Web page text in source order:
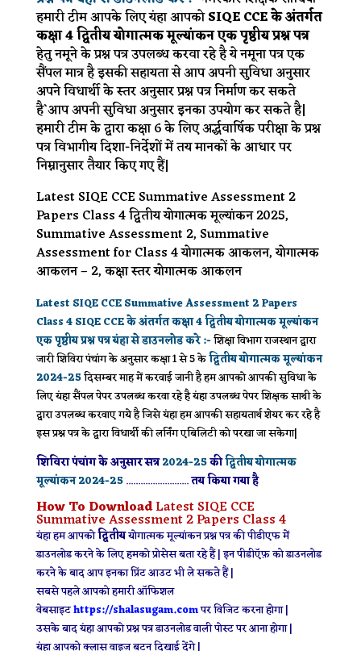
हमारी टीम आपके लिए यंहा आपकोSIQE CCE के अंतर्गत
कक्षा 4 द्वितीय योगात्मक मूल्यांकन एक पृष्ठीय प्रश्न पत्र
हेतु नमूने के प्रश्न पत्र उपलब्ध करवा रहे है ये नमूना पत्र एक
सैंपल मात्र है इसकी सहायता से आप अपनी सुविधा अनुसार
अपने विधार्थी के स्तर अनुसार प्रश्न पत्र निर्माण कर सकते
है`आप अपनी सुविधा अनुसार इनका उपयोग कर सकते है|
हमारी टीम के द्वारा कक्षा 6 के लिए अर्द्धवार्षिक परीक्षा के प्रश्न
पत्र विभागीय दिशा-निर्देशों में तय मानकों के आधार पर
निम्नानुसार तैयार किए गए हैं|
Latest SIQE CCE Summative Assessment 2
Papers Class 4 द्वितीय योगात्मक मूल्यांकन 2025,
Summative Assessment 2, Summative
Assessment for Class 4 योगात्मक आकलन, योगात्मक
आकलन – 2, कक्षा स्तर योगात्मक आकलन
Latest SIQE CCE Summative Assessment 2 Papers
Class 4 SIQE CCE के अंतर्गत कक्षा 4 द्वितीय योगात्मक मूल्यांकन
एक पृष्ठीय प्रश्न पत्रयंहा से डाउनलोड करे:-शिक्षा विभाग राजस्थान द्वारा
जारी शिविरा पंचांग के अनुसार कक्षा 1 से 5 केद्वितीय योगात्मक मूल्यांकन
2024-25दिसम्बर माह में करवाई जानी है हम आपको आपकी सुविधा के
लिए यंहा सैंपल पेपर उपलब्ध करवा रहे है यंहा उपलब्ध पेपर शिक्षक साथी के
द्वारा उपलब्ध करवाए गये है जिसे यंहा हम आपकी सहायतार्थ शेयर कर रहे है
इस प्रश्न पत्र के द्वारा विधार्थी की लर्निंग एबिलिटी को परखा जा सकेगा|
शिविरा पंचांग के अनुसार सत्र2024-25कीद्वितीय योगात्मक
मूल्यांकन2024-25..........................तय किया गया है
How To DownloadLatest SIQE CCE
Summative Assessment 2 Papers Class 4
यंहा हम आपकोद्वितीययोगात्मक मूल्यांकन प्रश्न पत्र की पीडीएफ में
डाउनलोड करने के लिए हमको प्रोसेस बता रहे हैं | इन पीडीऍफ़ को डाउनलोड
करने के बाद आप इनका प्रिंट आउट भी ले सकते हैं |
सबसे पहले आपको हमारी ऑफिशल
वेबसाइटhttps://shalasugam.comपर विजिट करना होगा |
उसके बाद यंहा आपको प्रश्न पत्र डाउनलोड वाली पोस्ट पर आना होगा |